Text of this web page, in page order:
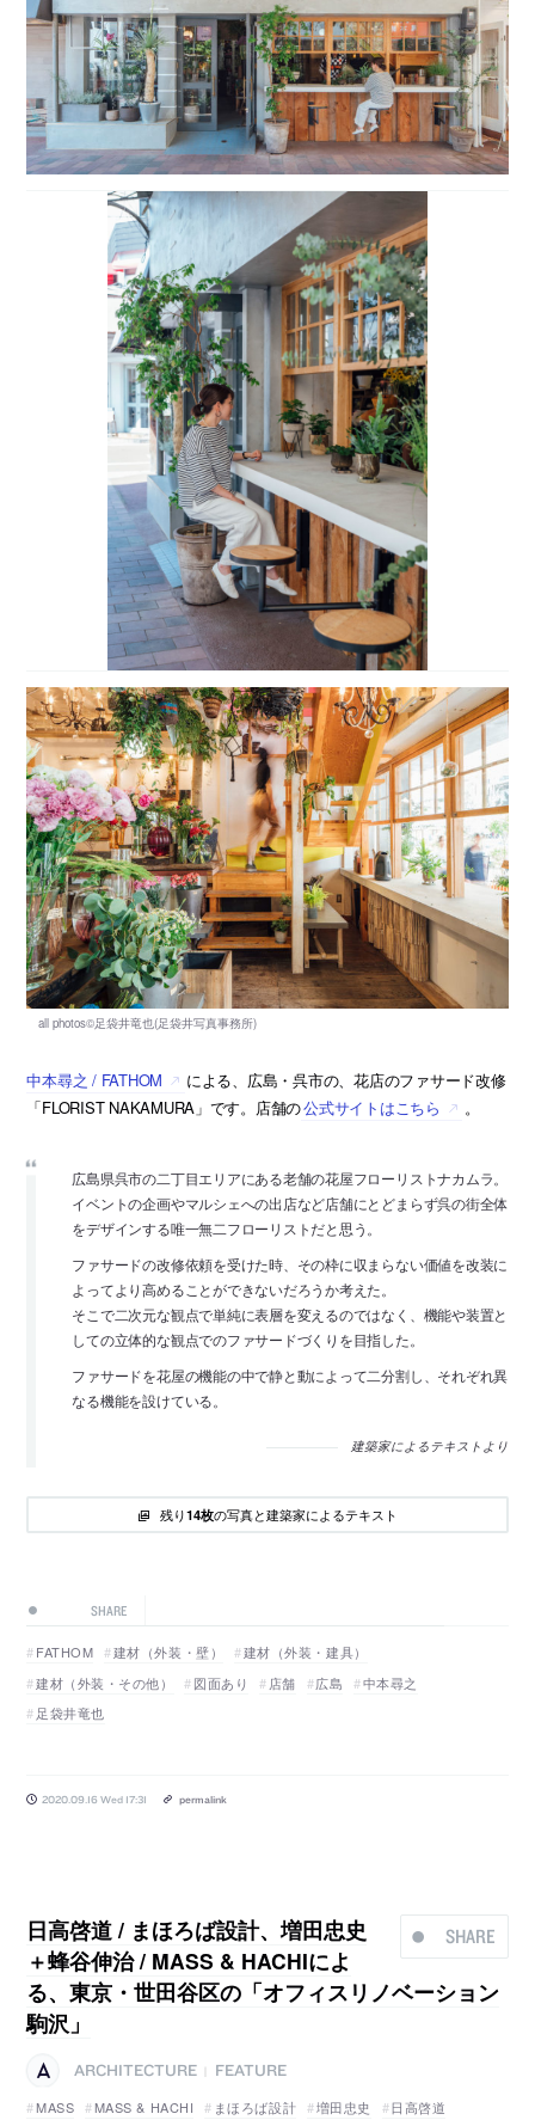
中本尋之 / FATHOM
による、広島・呉市の、花店のファサード改修
「FLORIST NAKAMURA」です。店舗の公式サイトはこちら 。
広島県呉市の二丁目エリアにある老舗の花屋フローリストナカムラ。
イベントの企画やマルシェへの出店など店舗にとどまらず呉の街全体
をデザインする唯一無二フローリストだと思う。
ファサードの改修依頼を受けた時、その枠に収まらない価値を改装に
よってより高めることができないだろうか考えた。
そこで二次元な観点で単純に表層を変えるのではなく、機能や装置と
しての立体的な観点でのファサードづくりを目指した。
ファサードを花屋の機能の中で静と動によって二分割し、それぞれ異
なる機能を設けている。
建築家によるテキストより
残り14枚の写真と建築家によるテキスト
SHARE
FATHOM 建材（外装・壁）
建材（外装・建具）
建材（外装・その他）
図面あり 店舗 広島
中本尋之
足袋井竜也
2020.09.16 Wed 17:31 permalink
SHARE
日高啓道 / まほろば設計、増田忠史
＋蜂谷伸治 / MASS & HACHIによ
る、東京・世田谷区の「オフィスリノベーション
駒沢」
ARCHITECTURE
FEATURE
MASS
MASS & HACHI まほろば設計 増田忠史
日高啓道